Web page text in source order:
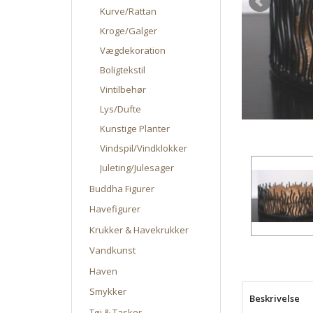
Kurve/Rattan
Kroge/Galger
Vægdekoration
Boligtekstil
Vintilbehør
Lys/Dufte
Kunstige Planter
Vindspil/Vindklokker
Juleting/Julesager
Buddha Figurer
Havefigurer
Krukker & Havekrukker
Vandkunst
Haven
Smykker
Beskrivelse